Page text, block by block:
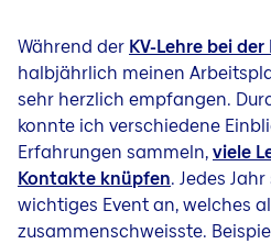
Während der KV-Lehre bei
halbjährlich meinen
sehr herzlich empfangen.
konnte ich verschiedene
Erfahrungen sammeln,viele
Kontakte knüpfen. Jedes
wichtiges Event an, welches
zusammenschweisste.